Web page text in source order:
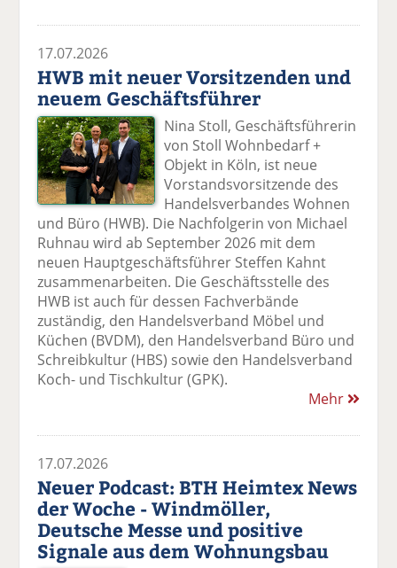
17.07.2026
HWB mit neuer Vorsitzenden und
neuem Geschäftsführer
Nina Stoll, Geschäftsführerin
von Stoll Wohnbedarf +
Objekt in Köln, ist neue
Vorstandsvorsitzende des
Handelsverbandes Wohnen
und Büro (HWB). Die Nachfolgerin von Michael
Ruhnau wird ab September 2026 mit dem
neuen Hauptgeschäftsführer Steffen Kahnt
zusammenarbeiten. Die Geschäftsstelle des
HWB ist auch für dessen Fachverbände
zuständig, den Handelsverband Möbel und
Küchen (BVDM), den Handelsverband Büro und
Schreibkultur (HBS) sowie den Handelsverband
Koch- und Tischkultur (GPK).
Mehr
17.07.2026
Neuer Podcast: BTH Heimtex News
der Woche - Windmöller,
Deutsche Messe und positive
Signale aus dem Wohnungsbau